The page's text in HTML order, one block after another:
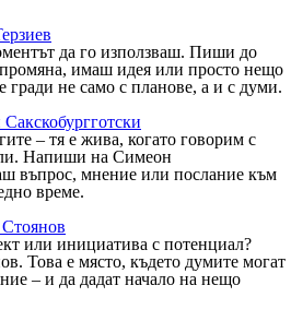
да го използваш. Пиши до
имаш идея или просто нещо
гради не само с планове, а и с думи.
– тя е жива, когато говорим с
Напиши на Симеон
въпрос, мнение или послание към
време.
или инициатива с потенциал?
Това е място, където думите могат
– и да дадат начало на нещо